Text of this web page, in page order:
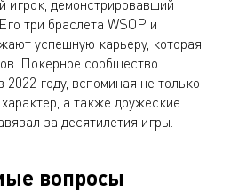
игрок, демонстрировавший
три браслета WSOP и
успешную карьеру, которая
Покерное сообщество
2022 году, вспоминая не только
а также дружеские
за десятилетия игры.
вопросы